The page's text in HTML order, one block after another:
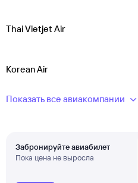
Thai Vietjet Air
Korean Air
Показать все авиакомпании
Забронируйте авиабилет
Пока цена не выросла